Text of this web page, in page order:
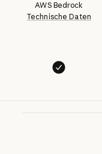
AWS Bedrock
Technische Daten